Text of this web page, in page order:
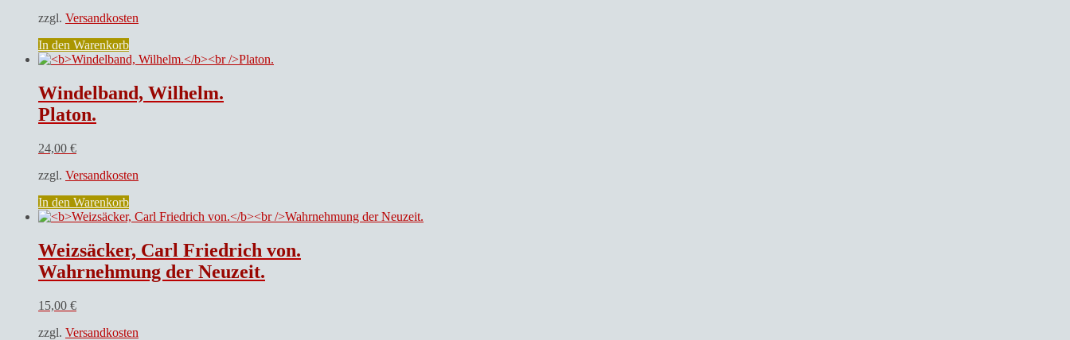
zzgl. Versandkosten
In den Warenkorb
Windelband, Wilhelm.
Platon.
24,00 €
zzgl. Versandkosten
In den Warenkorb
Weizsäcker, Carl Friedrich von.
Wahrnehmung der Neuzeit.
15,00 €
zzgl. Versandkosten